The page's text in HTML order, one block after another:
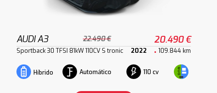
AUDI A3 22.490 € 20.490 €
Sportback 30 TFSI 81kW 110CV S tronic 2022 109.844 km
Híbrido Automático 110 cv